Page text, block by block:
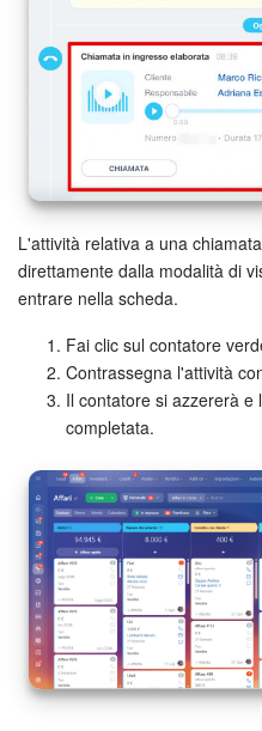
INIZIA
L'attività relativa a una
direttamente dalla modalità di
entrare nella scheda.
Fai clic sul contatore
Contrassegna l'attività
Il contatore si azzererà e
completata.